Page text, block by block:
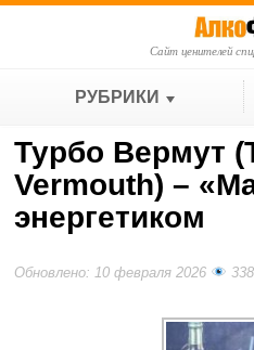
Сайт ценителей
РУБРИКИ
Турбо Вермут
Vermouth) –
энергетиком
Обновлено: 10 февраля 2026 338